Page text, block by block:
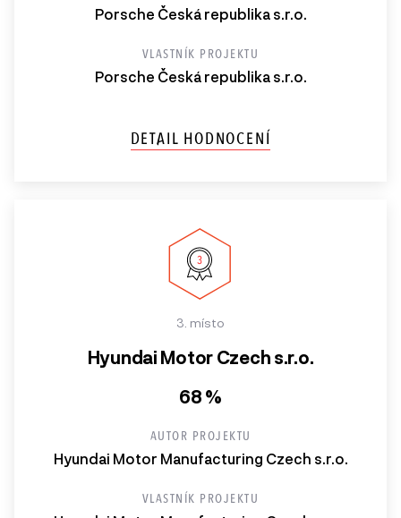
Porsche Česká republika s.r.o.
VLASTNÍK PROJEKTU
Porsche Česká republika s.r.o.
DETAIL HODNOCENÍ
3. místo
Hyundai Motor Czech s.r.o.
68 %
AUTOR PROJEKTU
Hyundai Motor Manufacturing Czech s.r.o.
VLASTNÍK PROJEKTU